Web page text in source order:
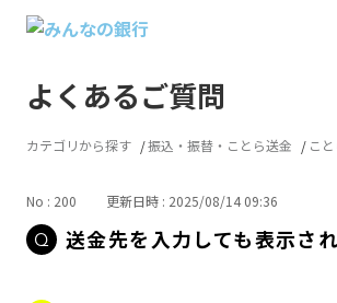
よくあるご質問
カテゴリから探す 振込・振替・ことら送金 こ
No : 200 更新日時 : 2025/08/14 09:36
送金先を入力しても表示さ